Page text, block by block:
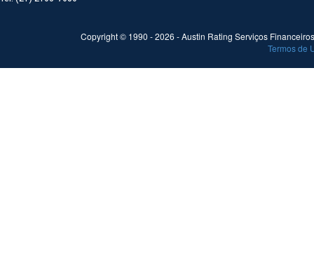
Copyright © 1990 -2026 - Austin Rating Serviços
Termos de